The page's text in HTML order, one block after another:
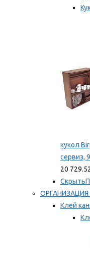
кукол
сервиз,
20
Скрыть
Клей
Мы